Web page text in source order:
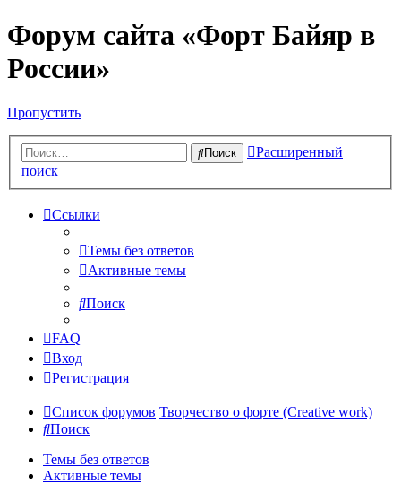
Форум сайта «Форт Байяр в
России»
Пропустить
Поиск
Расширенный
поиск
Ссылки
Темы без ответов
Активные темы
Поиск
FAQ
Вход
Регистрация
Список форумов Творчество о форте (Creative work)
Поиск
Темы без ответов
Активные темы